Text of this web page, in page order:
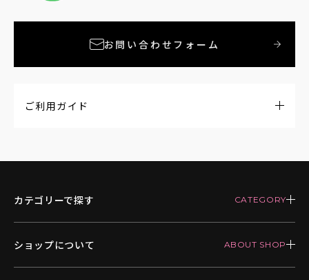
お問い合わせフォーム
ご利用ガイド
カテゴリーで探す
ショップについて